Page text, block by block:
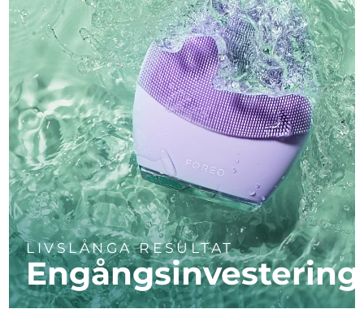
LIVSLÅNGA RESULTAT
Engångsinvestering